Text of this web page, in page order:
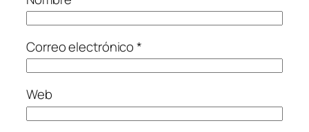
Correo electrónico*
Web